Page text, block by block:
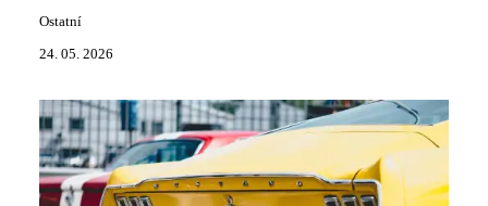
Ostatní
24. 05. 2026